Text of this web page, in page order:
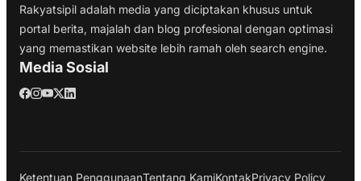
Rakyatsipil adalah media yang diciptakan khusus untuk
portal berita, majalah dan blog profesional dengan optimasi
yang memastikan website lebih ramah oleh search engine.
Media Sosial
Ketentuan PenggunaanTentang KamiKontakPrivacy Policy